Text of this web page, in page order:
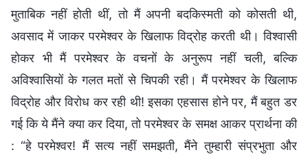
मुताबिक नहीं होती थीं, तो मैं अपनी बदकिस्मती को कोसती थी,
अवसाद में जाकर परमेश्वर के खिलाफ विद्रोह करती थी। विश्वासी
होकर भी मैं परमेश्वर के वचनों के अनुरूप नहीं चली, बल्कि
अविश्वासियों के गलत मतों से चिपकी रही। मैं परमेश्वर के खिलाफ
विद्रोह और विरोध कर रही थी! इसका एहसास होने पर, मैं बहुत डर
गई कि ये मैंने क्या कर दिया, तो परमेश्वर के समक्ष आकर प्रार्थना की
: “हे परमेश्वर! मैं सत्य नहीं समझती, मैंने तुम्हारी संप्रभुता और